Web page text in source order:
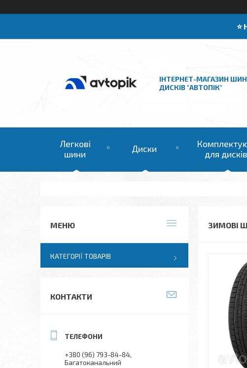
⭐️
ІНТЕРНЕТ-МАГАЗИН
ДИСКІВ "АВТОПІК"
Легкові
шини
Диски
для дисків
ЗИМОВІ
КАТЕГОРІЇ ТОВАРІВ
КОНТАКТИ
+380 (96) 793-84-84
Багатоканальний